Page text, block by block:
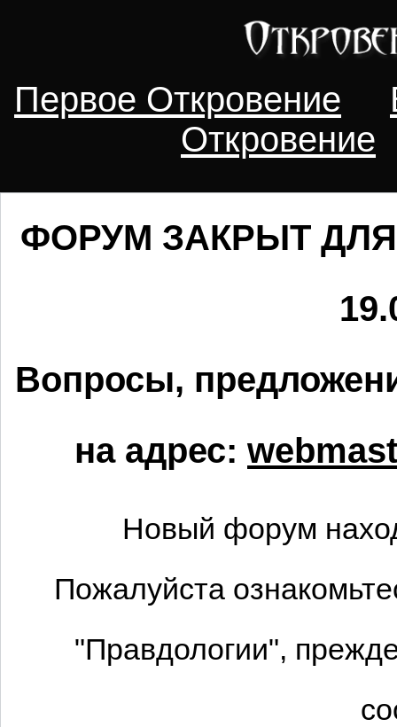
Первое Откровение
Откровение
ФОРУМ ЗАКРЫТ
Вопросы,
на адрес:
Новый форум
Пожалуйста
"Правдологии",